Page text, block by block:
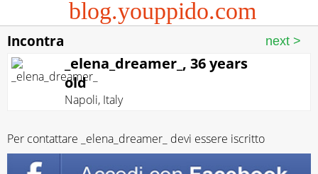
blog.youppido.com
Incontra
_elena_dreamer_, 36 years
old
Napoli, Italy
Per contattare _elena_dreamer_ devi essere iscritto